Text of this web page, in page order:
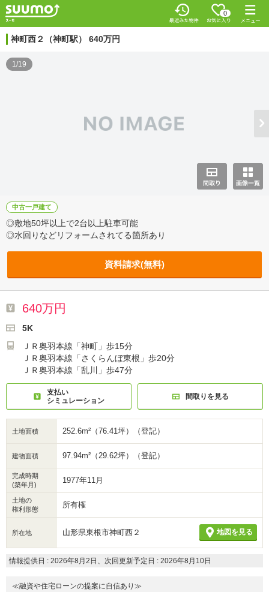
0
神町西２（神町駅） 640万円
1/19
中古一戸建て
◎敷地50坪以上で2台以上駐車可能
◎水回りなどリフォームされてる箇所あり
資料請求(無料)
640万円
5K
ＪＲ奥羽本線「神町」歩15分
ＪＲ奥羽本線「さくらんぼ東根」歩20分
ＪＲ奥羽本線「乱川」歩47分
支払い
シミュレーション
間取りを見る
土地面積 252.6m²（76.41坪）（登記）
建物面積 97.94m²（29.62坪）（登記）
完成時期
(築年月)
1977年11月
土地の
権利形態
所有権
所在地 山形県東根市神町西２ 地図を見る
情報提供日 : 2026年8月2日、次回更新予定日 : 2026年8月10日
≪融資や住宅ローンの提案に自信あり≫